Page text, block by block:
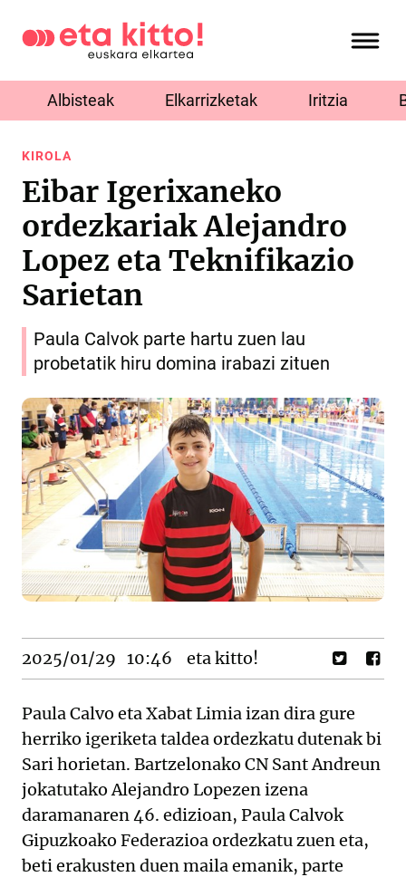
Albisteak Elkarrizketak Iritzia
KIROLA
Eibar Igerixaneko
ordezkariak Alejandro
Lopez eta Teknifikazio
Sarietan
Paula Calvok parte hartu zuen lau
probetatik hiru domina irabazi zituen
2025/01/29 10:46 eta kitto!
Paula Calvo eta Xabat Limia izan dira gure
herriko igeriketa taldea ordezkatu dutenak bi
Sari horietan. Bartzelonako CN Sant Andreun
jokatutako Alejandro Lopezen izena
daramanaren 46. edizioan, Paula Calvok
Gipuzkoako Federazioa ordezkatu zuen eta,
beti erakusten duen maila emanik, parte